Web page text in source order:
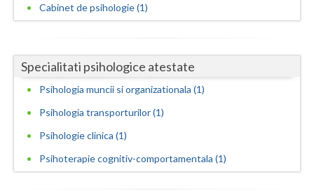
Mures
Olt
Prahova
Salaj
Sibiu
Cabinet de psihologie (1)
Specialitati psihologice atestate
Psihologia muncii si organizationala (1)
Psihologia transporturilor (1)
Psihologie clinica (1)
Psihoterapie cognitiv-comportamentala (1)